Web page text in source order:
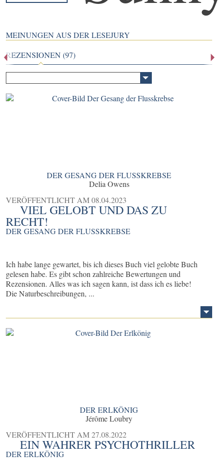
MEINUNGEN AUS DER LESEJURY
REZENSIONEN (97)
DER GESANG DER FLUSSKREBSE
Delia Owens
VERÖFFENTLICHT AM08.04.2023
VIEL GELOBT UND DAS ZU
RECHT!
DER GESANG DER FLUSSKREBSE
Ich habe lange gewartet, bis ich dieses Buch viel gelobte Buch
gelesen habe. Es gibt schon zahlreiche Bewertungen und
Rezensionen. Alles was ich sagen kann, ist dass ich es liebe!
Die Naturbeschreibungen, ...
DER ERLKÖNIG
Jérôme Loubry
VERÖFFENTLICHT AM27.08.2022
EIN WAHRER PSYCHOTHRILLER
DER ERLKÖNIG